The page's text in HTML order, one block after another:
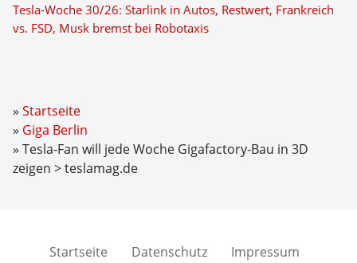
Tesla-Woche 30/26: Starlink in Autos, Restwert, Frankreich
vs. FSD, Musk bremst bei Robotaxis
Startseite
Giga Berlin
Tesla-Fan will jede Woche Gigafactory-Bau in 3D
zeigen > teslamag.de
Startseite Datenschutz Impressum